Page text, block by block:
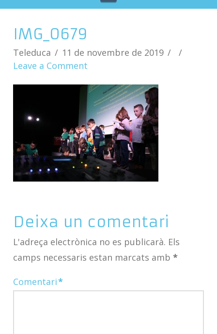
IMG_0679
Teleduca
11 de novembre de 2019
Leave a Comment
Deixa un comentari
L'adreça electrònica no es publicarà. Els
camps necessaris estan marcats amb *
Comentari*